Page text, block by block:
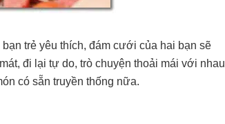
trẻ yêu thích, đám cưới của hai bạn sẽ
đi lại tự do, trò chuyện thoải mái với nhau
có sẵn truyền thống nữa.